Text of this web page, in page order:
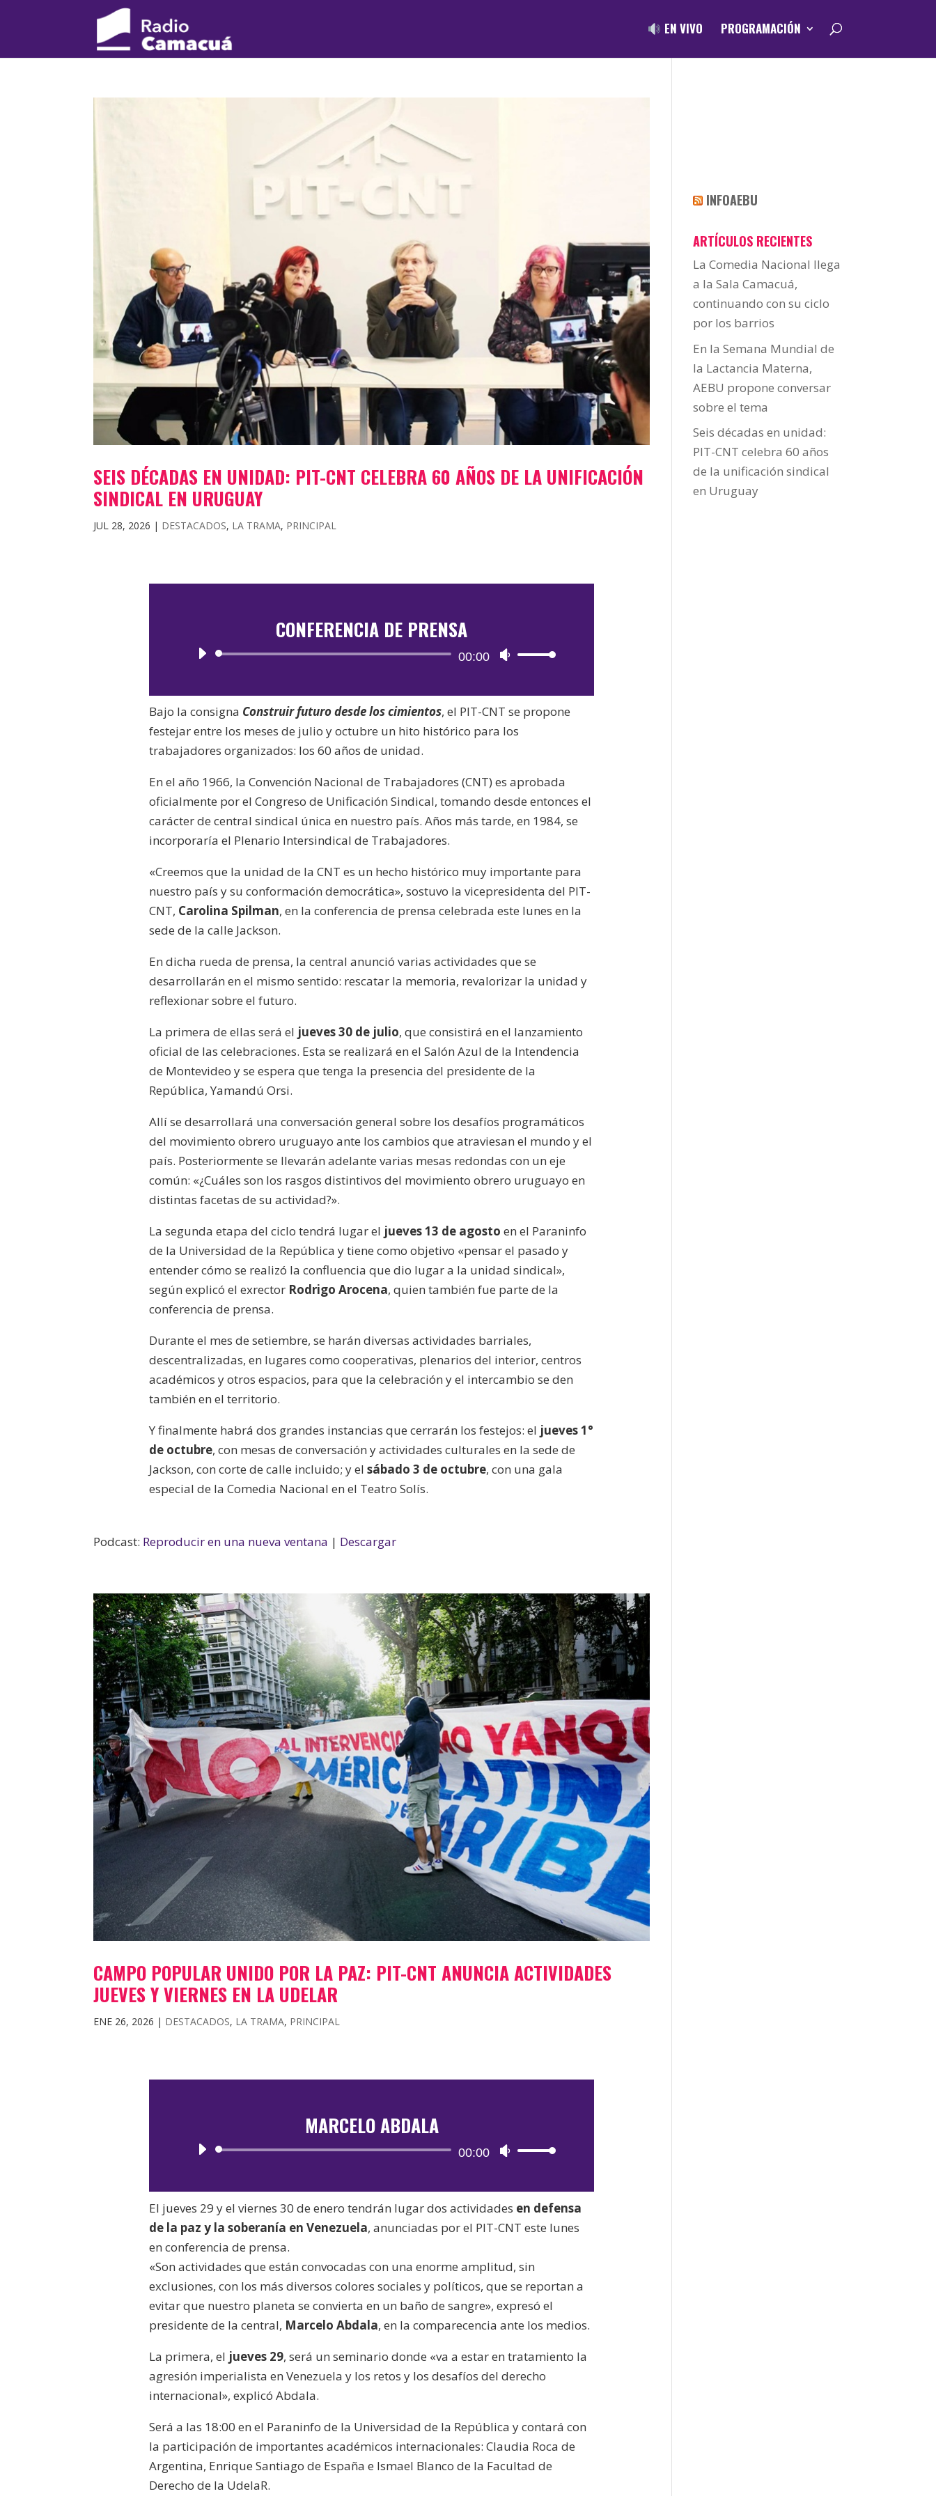
EN VIVO PROGRAMACIÓN
SEIS DÉCADAS EN UNIDAD: PIT-CNT CELEBRA 60 AÑOS DE LA UNIFICACIÓN
SINDICAL EN URUGUAY
JUL 28, 2026 | DESTACADOS, LA TRAMA, PRINCIPAL
CONFERENCIA DE PRENSA
Reproductor
audio
00:00
Utiliza
teclas
de
flecha
aumentar
volumen.
Bajo la consigna Construir futuro desde los cimientos, el PIT-CNT se propone
festejar entre los meses de julio y octubre un hito histórico para los
trabajadores organizados: los 60 años de unidad.
En el año 1966, la Convención Nacional de Trabajadores (CNT) es aprobada
oficialmente por el Congreso de Unificación Sindical, tomando desde entonces el
carácter de central sindical única en nuestro país. Años más tarde, en 1984, se
incorporaría el Plenario Intersindical de Trabajadores.
«Creemos que la unidad de la CNT es un hecho histórico muy importante para
nuestro país y su conformación democrática», sostuvo la vicepresidenta del PIT-
CNT, Carolina Spilman, en la conferencia de prensa celebrada este lunes en la
sede de la calle Jackson.
En dicha rueda de prensa, la central anunció varias actividades que se
desarrollarán en el mismo sentido: rescatar la memoria, revalorizar la unidad y
reflexionar sobre el futuro.
La primera de ellas será el jueves 30 de julio, que consistirá en el lanzamiento
oficial de las celebraciones. Esta se realizará en el Salón Azul de la Intendencia
de Montevideo y se espera que tenga la presencia del presidente de la
República, Yamandú Orsi.
Allí se desarrollará una conversación general sobre los desafíos programáticos
del movimiento obrero uruguayo ante los cambios que atraviesan el mundo y el
país. Posteriormente se llevarán adelante varias mesas redondas con un eje
común: «¿Cuáles son los rasgos distintivos del movimiento obrero uruguayo en
distintas facetas de su actividad?».
La segunda etapa del ciclo tendrá lugar el jueves 13 de agosto en el Paraninfo
de la Universidad de la República y tiene como objetivo «pensar el pasado y
entender cómo se realizó la confluencia que dio lugar a la unidad sindical»,
según explicó el exrector Rodrigo Arocena, quien también fue parte de la
conferencia de prensa.
Durante el mes de setiembre, se harán diversas actividades barriales,
descentralizadas, en lugares como cooperativas, plenarios del interior, centros
académicos y otros espacios, para que la celebración y el intercambio se den
también en el territorio.
Y finalmente habrá dos grandes instancias que cerrarán los festejos: el jueves 1°
de octubre, con mesas de conversación y actividades culturales en la sede de
Jackson, con corte de calle incluido; y elsábado 3 de octubre, con una gala
especial de la Comedia Nacional en el Teatro Solís.
Podcast: Reproducir en una nueva ventana | Descargar
CAMPO POPULAR UNIDO POR LA PAZ: PIT-CNT ANUNCIA ACTIVIDADES
JUEVES Y VIERNES EN LA UDELAR
ENE 26, 2026 | DESTACADOS, LA TRAMA, PRINCIPAL
MARCELO ABDALA
Reproductor
audio
00:00
Utiliza
teclas
de
flecha
para
aumentar
o
disminuir
El jueves 29 y el viernes 30 de enero tendrán lugar dos actividades en defensa
de la paz y la soberanía en Venezuela, anunciadas por el PIT-CNT este lunes
en conferencia de prensa.
«Son actividades que están convocadas con una enorme amplitud, sin
exclusiones, con los más diversos colores sociales y políticos, que se reportan a
evitar que nuestro planeta se convierta en un baño de sangre», expresó el
presidente de la central, Marcelo Abdala, en la comparecencia ante los medios.
La primera, el jueves 29, será un seminario donde «va a estar en tratamiento la
agresión imperialista en Venezuela y los retos y los desafíos del derecho
internacional», explicó Abdala.
Será a las 18:00 en el Paraninfo de la Universidad de la República y contará con
la participación de importantes académicos internacionales: Claudia Roca de
Argentina, Enrique Santiago de España e Ismael Blanco de la Facultad de
Derecho de la UdelaR.
INFOAEBU
ARTÍCULOS RECIENTES
La Comedia Nacional llega
a la Sala Camacuá,
continuando con su ciclo
por los barrios
En la Semana Mundial de
la Lactancia Materna,
AEBU propone conversar
sobre el tema
Seis décadas en unidad:
PIT-CNT celebra 60 años
de la unificación sindical
en Uruguay